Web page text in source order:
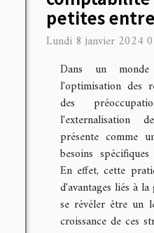
petites
Lundi 8 janvier 2024
Dans un
l'optimisation des
des
l'externalisation
présente comme
besoins
En effet, cette
d'avantages liés à
se révéler être un
croissance de ces